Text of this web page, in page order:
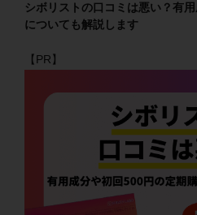
シボリストの口コミは悪い？有
についても解説します
【PR】